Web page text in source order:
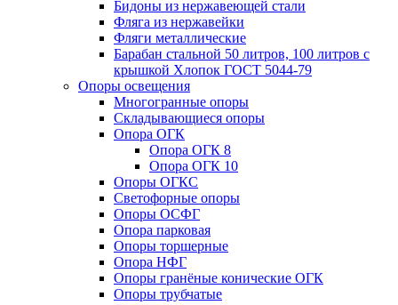
Бидоны из нержавеющей стали
Фляга из нержавейки
Фляги металлические
Барабан стальной 50 литров, 100 литров с
крышкой Хлопок ГОСТ 5044-79
Опоры освещения
Многогранные опоры
Складывающиеся опоры
Опора ОГК
Опора ОГК 8
Опора ОГК 10
Опоры ОГКС
Светофорные опоры
Опоры ОСФГ
Опора парковая
Опоры торшерные
Опора НФГ
Опоры гранёные конические ОГК
Опоры трубчатые